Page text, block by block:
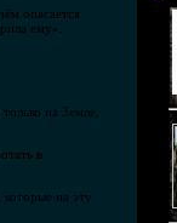
опасается
ему».
на Земле,
в
на эту